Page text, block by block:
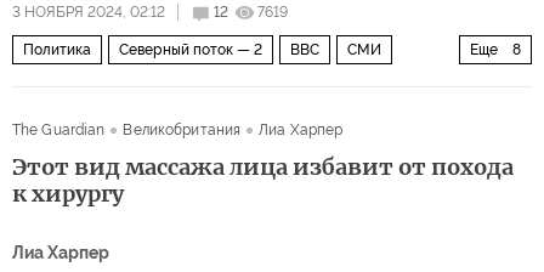
3 НОЯБРЯ 2024, 02:12 12 7619
Еще 8
Политика Северный поток — 2 BBC СМИ
Камала Харрис CNN Джо Байден
Выборы президента США — 2024
The Guardian Великобритания Лиа Харпер
Этот вид массажа лица избавит от похода
к хирургу
Лиа Харпер